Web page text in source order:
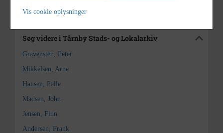
Kontakt arkivet
Søg videre i Tårnby Stads- og Lokalarkiv
Gravensten, Peter
Mikkelsen, Arne
Hansen, Palle
Madsen, John
Jensen, Finn
Andersen, Frank
Vis cookie oplysninger